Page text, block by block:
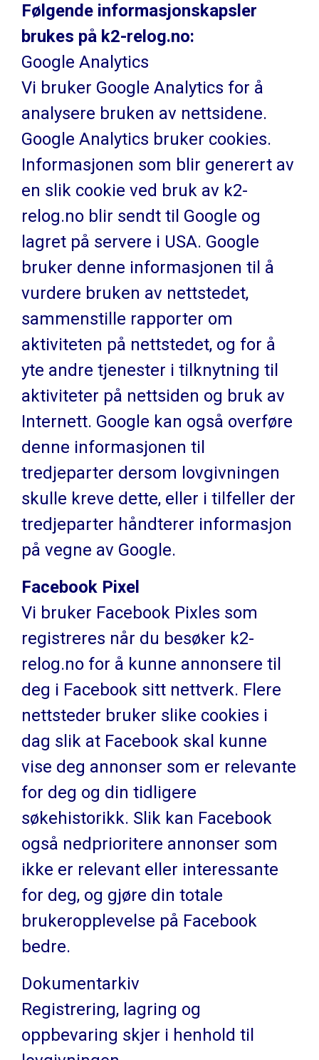
Følgende informasjonskapsler
brukes på k2-relog.no:
Google Analytics
Vi bruker Google Analytics for å
analysere bruken av nettsidene.
Google Analytics bruker cookies.
Informasjonen som blir generert av
en slik cookie ved bruk av k2-
relog.no blir sendt til Google og
lagret på servere i USA. Google
bruker denne informasjonen til å
vurdere bruken av nettstedet,
sammenstille rapporter om
aktiviteten på nettstedet, og for å
yte andre tjenester i tilknytning til
aktiviteter på nettsiden og bruk av
Internett. Google kan også overføre
denne informasjonen til
tredjeparter dersom lovgivningen
skulle kreve dette, eller i tilfeller der
tredjeparter håndterer informasjon
på vegne av Google.
Facebook Pixel
Vi bruker Facebook Pixles som
registreres når du besøker k2-
relog.no for å kunne annonsere til
deg i Facebook sitt nettverk. Flere
nettsteder bruker slike cookies i
dag slik at Facebook skal kunne
vise deg annonser som er relevante
for deg og din tidligere
søkehistorikk. Slik kan Facebook
også nedprioritere annonser som
ikke er relevant eller interessante
for deg, og gjøre din totale
brukeropplevelse på Facebook
bedre.
Dokumentarkiv
Registrering, lagring og
oppbevaring skjer i henhold til